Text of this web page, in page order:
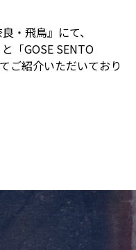
・飛鳥』にて、
「GOSE SENTO
ご紹介いただいており